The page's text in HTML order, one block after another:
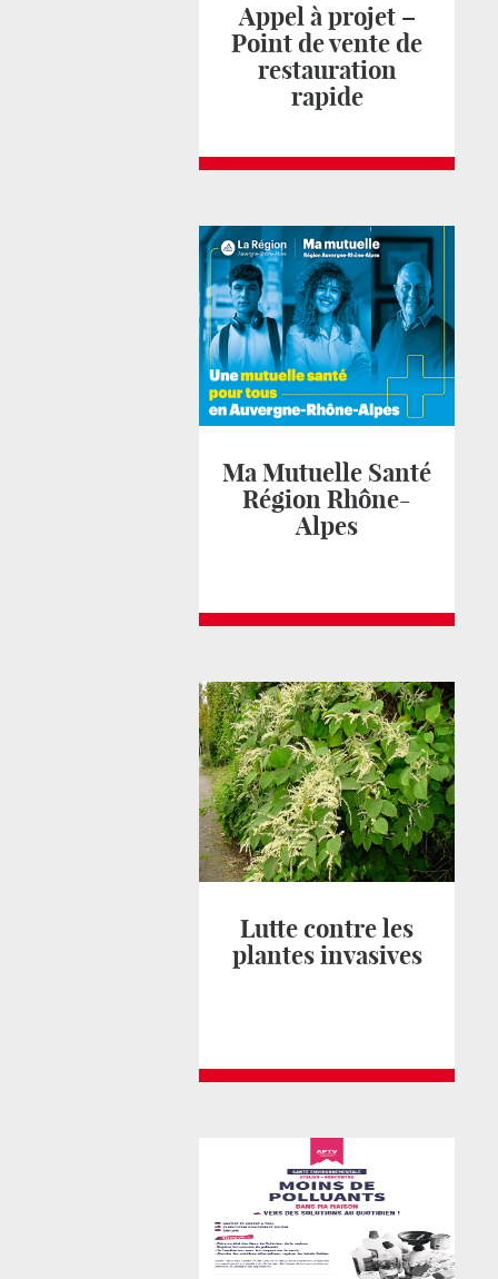
Appel à projet –
Point de vente de
restauration
rapide
Ma Mutuelle Santé
Région Rhône-
Alpes
Lutte contre les
plantes invasives